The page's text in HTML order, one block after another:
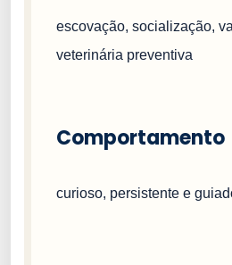
escovação, socialização,
veterinária preventiva
Comportamento
curioso, persistente e